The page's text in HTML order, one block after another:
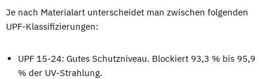
Je nach Materialart unterscheidet man zwischen folgenden
UPF-Klassifizierungen:
UPF 15-24: Gutes Schutzniveau. Blockiert 93,3 % bis 95,9
% der UV-Strahlung.